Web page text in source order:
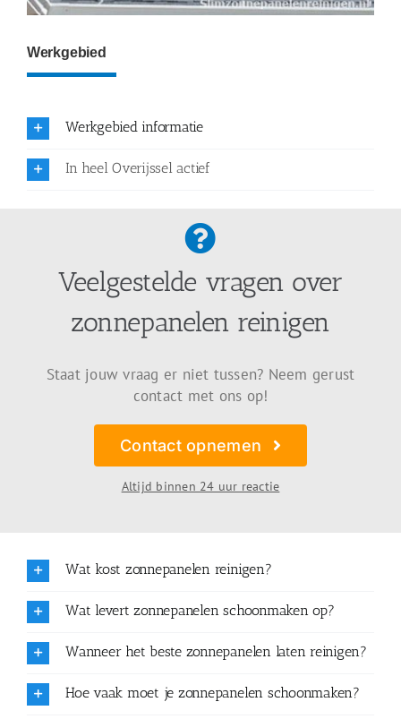
Werkgebied
Werkgebied informatie
In heel Overijssel actief
Veelgestelde vragen over
zonnepanelen reinigen
Staat jouw vraag er niet tussen? Neem gerust
contact met ons op!
Contact opnemen
Altijd binnen 24 uur reactie
Wat kost zonnepanelen reinigen?
Wat levert zonnepanelen schoonmaken op?
Wanneer het beste zonnepanelen laten reinigen?
Hoe vaak moet je zonnepanelen schoonmaken?